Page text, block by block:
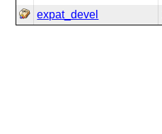
expat_devel